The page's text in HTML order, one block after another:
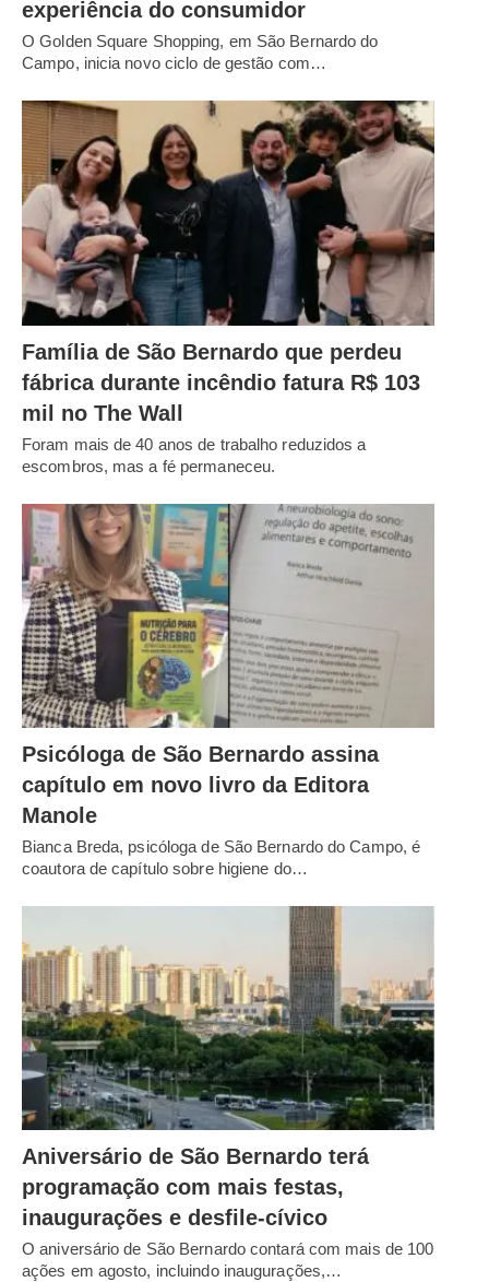
experiência do consumidor
O Golden Square Shopping, em São Bernardo do
Campo, inicia novo ciclo de gestão com…
Família de São Bernardo que perdeu
fábrica durante incêndio fatura R$ 103
mil no The Wall
Foram mais de 40 anos de trabalho reduzidos a
escombros, mas a fé permaneceu.
Psicóloga de São Bernardo assina
capítulo em novo livro da Editora
Manole
Bianca Breda, psicóloga de São Bernardo do Campo, é
coautora de capítulo sobre higiene do…
Aniversário de São Bernardo terá
programação com mais festas,
inaugurações e desfile-cívico
O aniversário de São Bernardo contará com mais de 100
ações em agosto, incluindo inaugurações,…